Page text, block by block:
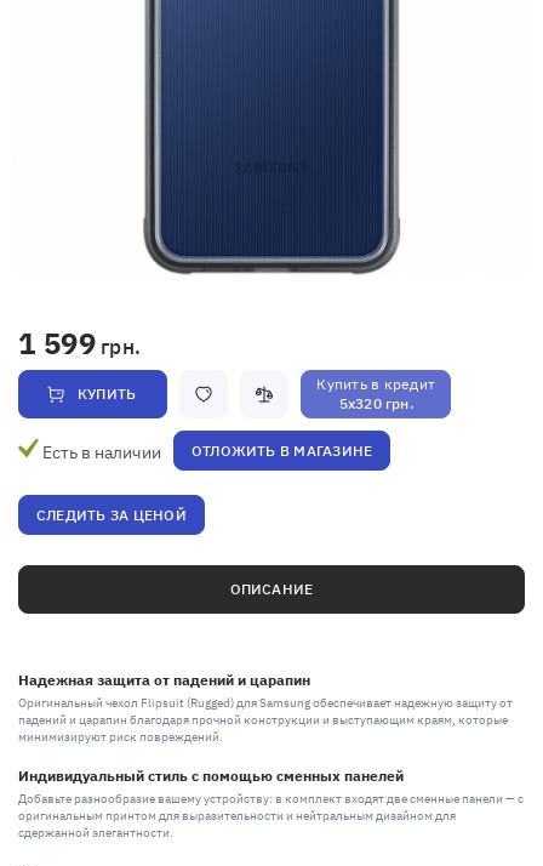
1 599 грн.
КУПИТЬ
Купить в кредит
5x320 грн.
Есть в наличии ОТЛОЖИТЬ В МАГАЗИНЕ
СЛЕДИТЬ ЗА ЦЕНОЙ
ОПИСАНИЕ
Надежная защита от падений и царапин
Оригинальный чехол Flipsuit (Rugged) для Samsung обеспечивает надежную защиту от
падений и царапин благодаря прочной конструкции и выступающим краям, которые
минимизируют риск повреждений.
Индивидуальный стиль с помощью сменных панелей
Добавьте разнообразие вашему устройству: в комплект входят две сменные панели — с
оригинальным принтом для выразительности и нейтральным дизайном для
сдержанной элегантности.